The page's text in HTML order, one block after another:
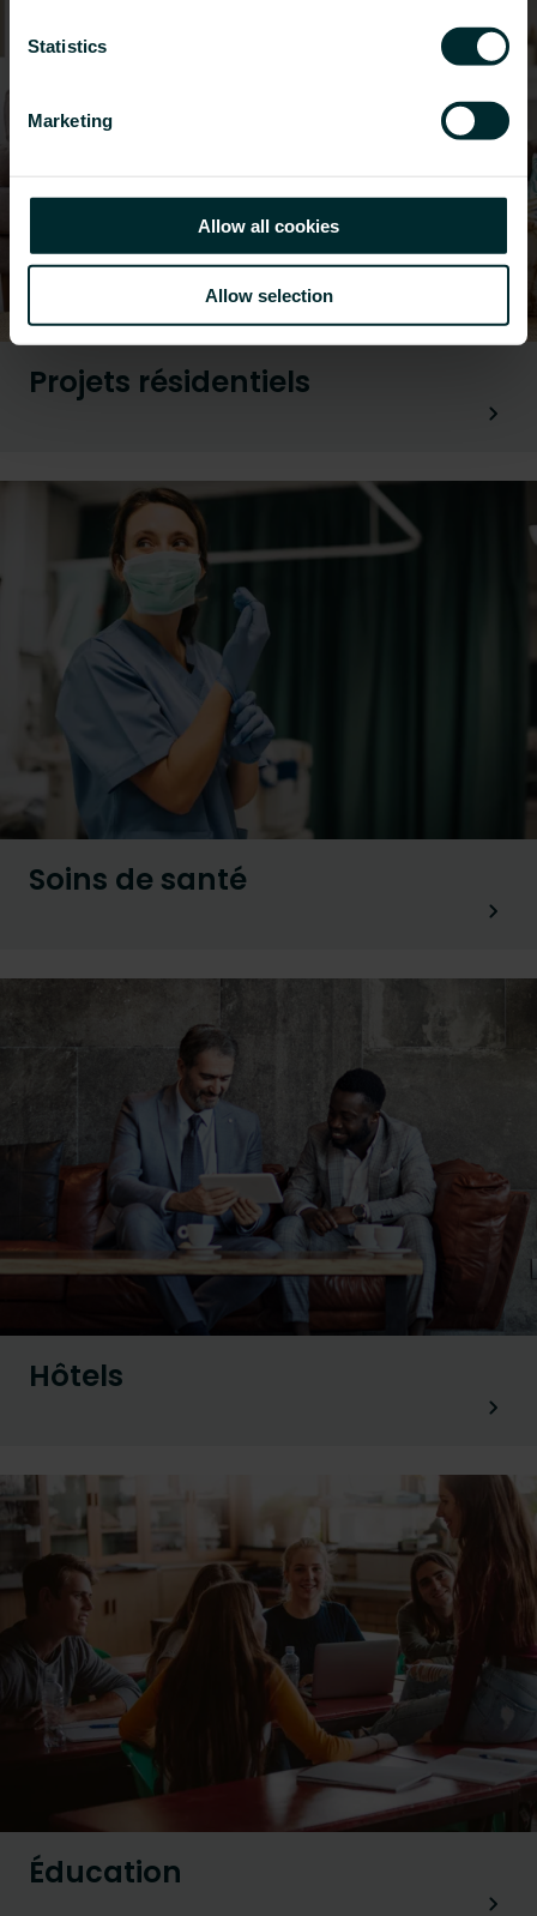
Statistics
Marketing
Allow all cookies
Allow selection
Projets résidentiels
Soins de santé
Hôtels
Éducation